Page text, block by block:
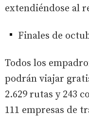
extendiéndose al
Finales de
Todos los
podrán viajar
2.629 rutas y 243
111 empresas de